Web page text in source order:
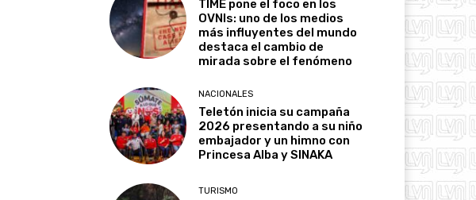
TIME pone el foco en los
OVNIs: uno de los medios
más influyentes del mundo
destaca el cambio de
mirada sobre el fenómeno
NACIONALES
Teletón inicia su campaña
2026 presentando a su niño
embajador y un himno con
Princesa Alba y SINAKA
TURISMO